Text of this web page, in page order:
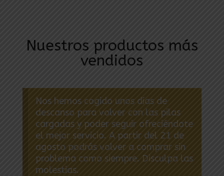
Nuestros productos más
vendidos
Nos hemos cogido unos días de
descanso para volver con las pilas
cargadas y poder seguir ofreciéndote
el mejor servicio. A partir del 21 de
agosto podrás volver a comprar sin
problema como siempre. Disculpa las
molestias.